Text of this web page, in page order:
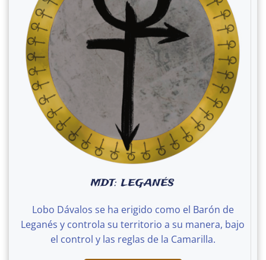
MDT: LEGANÉS
Lobo Dávalos se ha erigido como el Barón de
Leganés y controla su territorio a su manera, bajo
el control y las reglas de la Camarilla.